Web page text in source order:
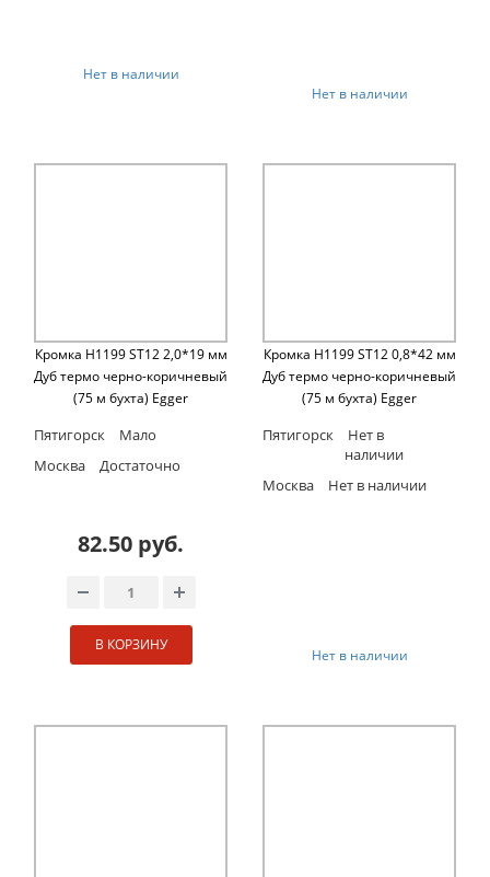
Нет в наличии
Нет в наличии
Кромка H1199 ST12 2,0*19 мм
Дуб термо черно-коричневый
(75 м бухта) Egger
Пятигорск
Мало
Москва
Достаточно
82.50 руб.
В КОРЗИНУ
Кромка H1199 ST12 0,8*42 мм
Дуб термо черно-коричневый
(75 м бухта) Egger
Пятигорск
Нет в
наличии
Москва
Нет в наличии
Нет в наличии